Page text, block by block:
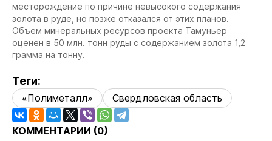
месторождение по причине невысокого содержания
золота в руде, но позже отказался от этих планов.
Объем минеральных ресурсов проекта Тамуньер
оценен в 50 млн. тонн руды с содержанием золота 1,2
грамма на тонну.
Теги:
«Полиметалл» Свердловская область
КОММЕНТАРИИ (0)